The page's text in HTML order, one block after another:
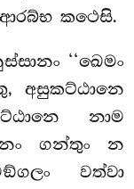
කථෙසි.
‘‘ඛෙමං
අසුකට්ඨානෙ
නාම
ගන්තුං න
වත්වා